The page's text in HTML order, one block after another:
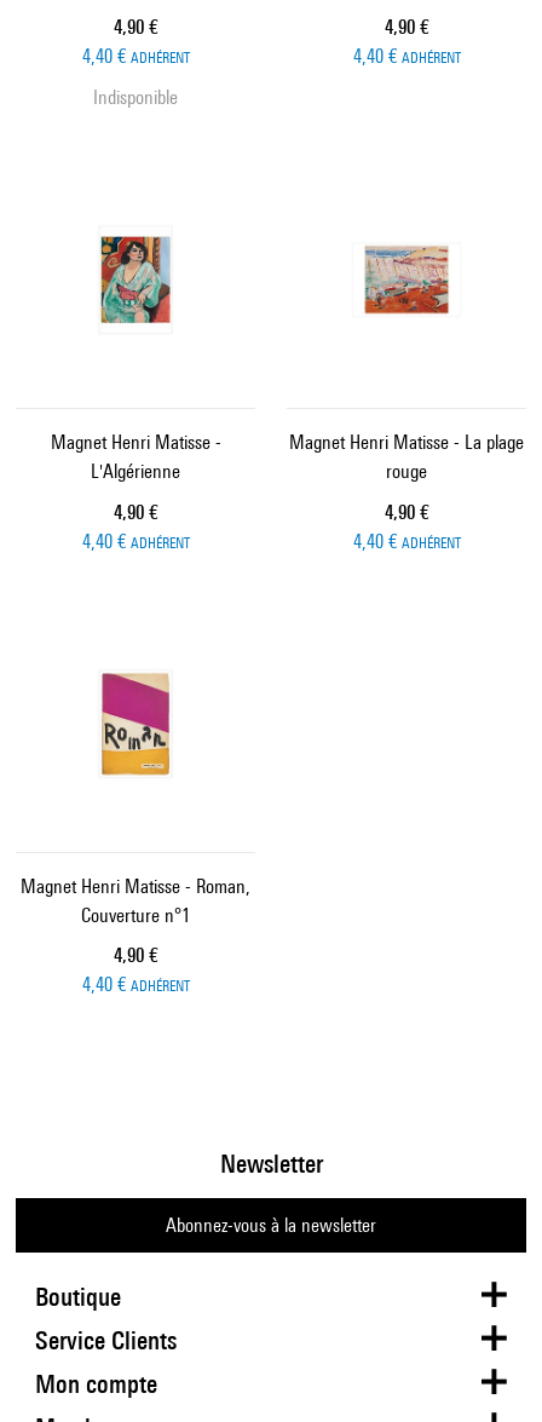
Prix ​​actuel
4,90 €
4,40 € ADHÉRENT
Indisponible
Prix ​​actuel
4,90 €
4,40 € ADHÉRENT
Magnet Henri Matisse -
L'Algérienne
Prix ​​actuel
4,90 €
4,40 € ADHÉRENT
Magnet Henri Matisse - La plage
rouge
Prix ​​actuel
4,90 €
4,40 € ADHÉRENT
Magnet Henri Matisse - Roman,
Couverture n°1
Prix ​​actuel
4,90 €
4,40 € ADHÉRENT
Boutique
Newsletter
Abonnez-vous à la newsletter
Service Clients
Mon compte